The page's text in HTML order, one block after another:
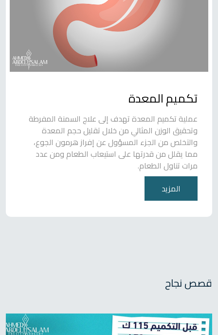
تكميم المعدة
عملية تكميم المعدة تهدف إلى علاج السمنة المفرطة
وتحقيق الوزن المثالي من خلال تقليل حجم المعدة
والتخلص من الجزء المسؤول عن إفراز هرمون الجوع،
مما يقلل من قدرتها على استيعاب الطعام ومن عدد
مرات تناول الطعام.
المزيد
قصص نجاح